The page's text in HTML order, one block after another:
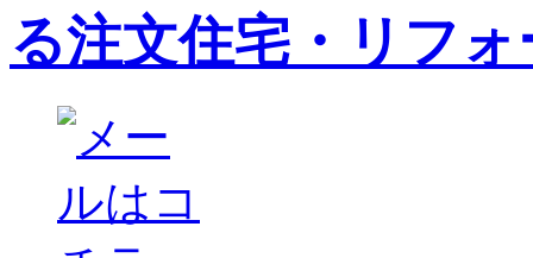
る注文住宅・リフォ